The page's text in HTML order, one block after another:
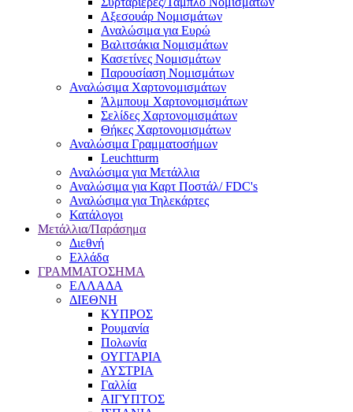
Αξεσουάρ Νομισμάτων
Αναλώσιμα για Ευρώ
Βαλιτσάκια Νομισμάτων
Κασετίνες Νομισμάτων
Παρουσίαση Νομισμάτων
Αναλώσιμα Χαρτονομισμάτων
Άλμπουμ Χαρτονομισμάτων
Σελίδες Χαρτονομισμάτων
Θήκες Χαρτονομισμάτων
Αναλώσιμα Γραμματοσήμων
Leuchtturm
Αναλώσιμα για Μετάλλια
Αναλώσιμα για Καρτ Ποστάλ/ FDC's
Αναλώσιμα για Τηλεκάρτες
Κατάλογοι
Μετάλλια/Παράσημα
Διεθνή
Ελλάδα
ΓΡΑΜΜΑΤΟΣΗΜΑ
ΕΛΛΑΔΑ
ΔΙΕΘΝΗ
ΚΥΠΡΟΣ
Ρουμανία
Πολωνία
ΟΥΓΓΑΡΙΑ
ΑΥΣΤΡΙΑ
Γαλλία
ΑΙΓΥΠΤΟΣ